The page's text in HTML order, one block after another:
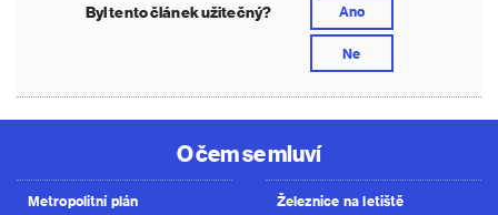
Byl tento článek užitečný? Ano
Ne
O čem se mluví
Metropolitní plán Železnice na letiště